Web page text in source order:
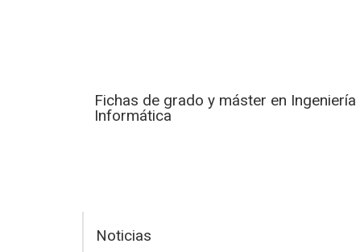
Fichas de grado y máster en Ingeniería
Informática
Noticias